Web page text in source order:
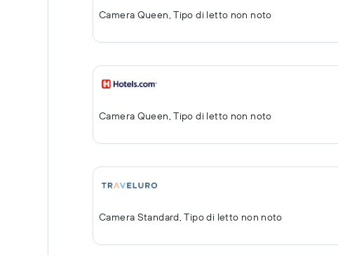
Camera Queen, Tipo di letto non noto
Camera Queen, Tipo di letto non noto
Camera Standard, Tipo di letto non noto